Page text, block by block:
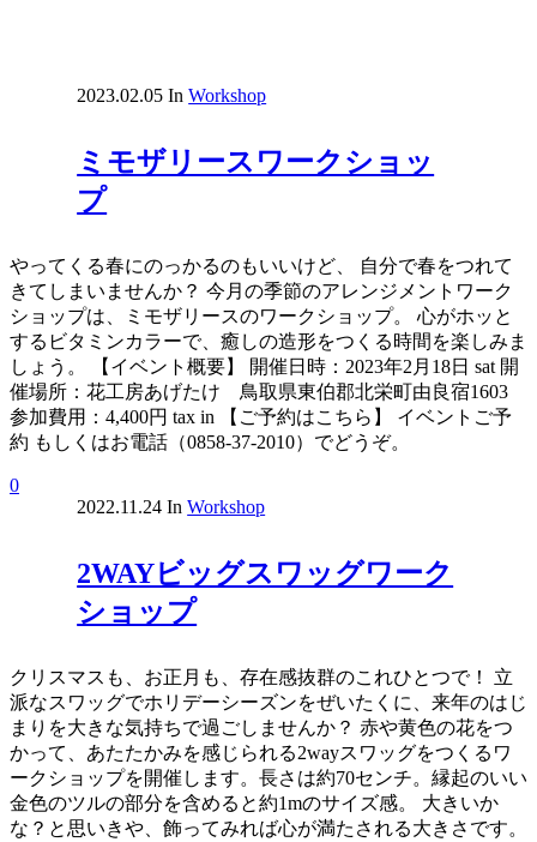
2023.02.05 In Workshop
ミモザリースワークショッ
プ
やってくる春にのっかるのもいいけど、 自分で春をつれて
きてしまいませんか？ 今月の季節のアレンジメントワーク
ショップは、ミモザリースのワークショップ。 心がホッと
するビタミンカラーで、癒しの造形をつくる時間を楽しみま
しょう。 【イベント概要】 開催日時：2023年2月18日 sat 開
催場所：花工房あげたけ 鳥取県東伯郡北栄町由良宿1603
参加費用：4,400円 tax in 【ご予約はこちら】 イベントご予
約 もしくはお電話（0858-37-2010）でどうぞ。
0
2022.11.24 In Workshop
2WAYビッグスワッグワーク
ショップ
クリスマスも、お正月も、存在感抜群のこれひとつで！ 立
派なスワッグでホリデーシーズンをぜいたくに、来年のはじ
まりを大きな気持ちで過ごしませんか？ 赤や黄色の花をつ
かって、あたたかみを感じられる2wayスワッグをつくるワ
ークショップを開催します。長さは約70センチ。縁起のいい
金色のツルの部分を含めると約1mのサイズ感。 大きいか
な？と思いきや、飾ってみれば心が満たされる大きさです。